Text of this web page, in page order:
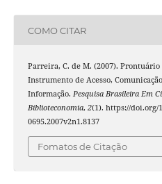
COMO CITAR
Parreira, C. de M. (2007).
Instrumento de Acesso,
Informação. Pesquisa Brasileira Em
Biblioteconomia, 2(1). https://doi.org/
0695.2007v2n1.8137
Fomatos de Citação